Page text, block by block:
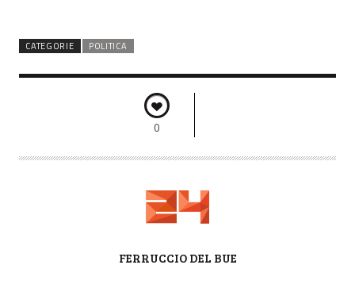
CATEGORIE POLITICA
0
FERRUCCIO DEL BUE